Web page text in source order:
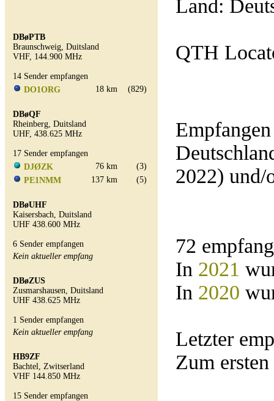
DBøPTB
Braunschweig, Duitsland
VHF, 144.900 MHz
14 Sender empfangen
DO1ORG
18 km (829)
DBøQF
Rheinberg, Duitsland
UHF, 438.625 MHz
17 Sender empfangen
DJØZK
76 km
(3)
PE1NMM
137 km (5)
DBøUHF
Kaisersbach, Duitsland
UHF 438.600 MHz
6 Sender empfangen
Kein aktueller empfang
DBøZUS
Zusmarshausen, Duitsland
UHF 438.625 MHz
1 Sender empfangen
Kein aktueller empfang
HB9ZF
Bachtel, Zwitserland
VHF 144.850 MHz
15 Sender empfangen
Land:
QTH
2022) und/
72
In 2021
In 2020
Letzter
Zum